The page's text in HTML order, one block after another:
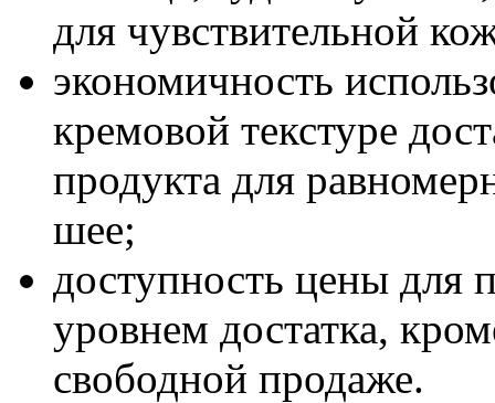
для чувствительной
экономичность
кремовой текстуре
продукта для
шее;
доступность цены для
уровнем достатка,
свободной продаже.